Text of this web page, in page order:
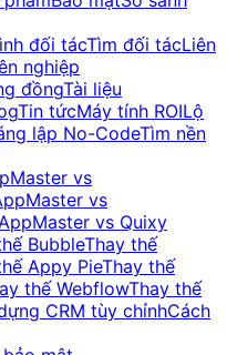
đối tácTìm đối tácLiên
nghiệp
đồngTài liệu
Tin tứcMáy tính ROILộ
lập No-CodeTìm nền
vs
vs
vs Quixy
BubbleThay thế
Appy PieThay thế
thế WebflowThay thế
CRM tùy chỉnhCách